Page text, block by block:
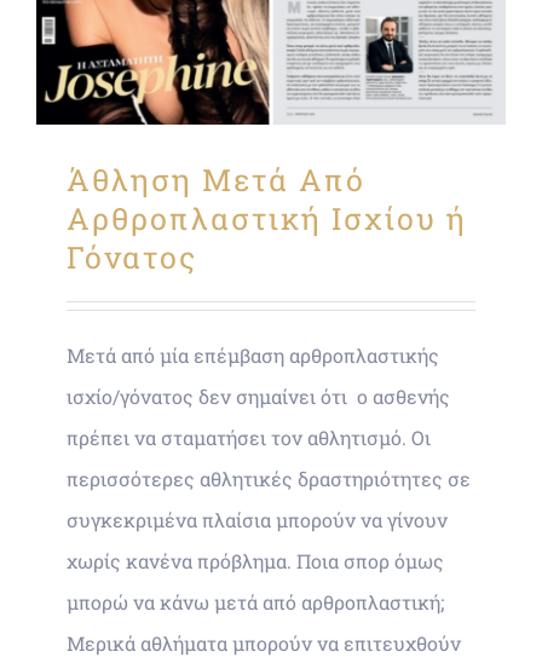
Άθληση Μετά Από
Αρθροπλαστική Ισχίου ή
Γόνατος
Μετά από μία επέμβαση αρθροπλαστικής
ισχίο/γόνατος δεν σημαίνει ότι ο ασθενής
πρέπει να σταματήσει τον αθλητισμό. Οι
περισσότερες αθλητικές δραστηριότητες σε
συγκεκριμένα πλαίσια μπορούν να γίνουν
χωρίς κανένα πρόβλημα. Ποια σπορ όμως
μπορώ να κάνω μετά από αρθροπλαστική;
Μερικά αθλήματα μπορούν να επιτευχθούν